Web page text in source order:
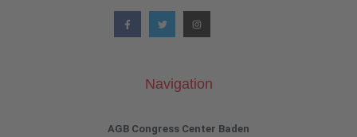
Navigation
AGB Congress Center Baden